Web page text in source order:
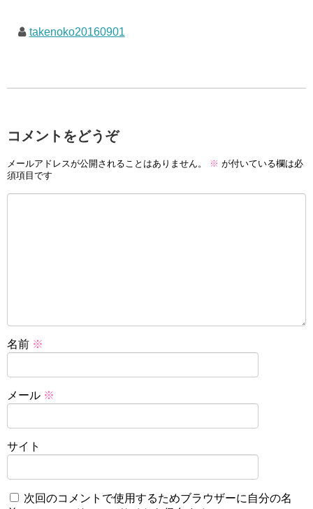
takenoko20160901
コメントをどうぞ
メールアドレスが公開されることはありません。 ※ が付いている欄は必
須項目です
名前 ※
メール ※
サイト
次回のコメントで使用するためブラウザーに自分の名